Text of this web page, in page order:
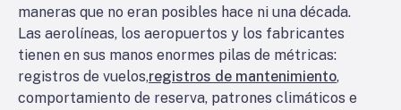
maneras que no eran posibles hace ni una década.
Las aerolíneas, los aeropuertos y los fabricantes
tienen en sus manos enormes pilas de métricas:
registros de vuelos,registros de mantenimiento,
comportamiento de reserva, patrones climáticos e